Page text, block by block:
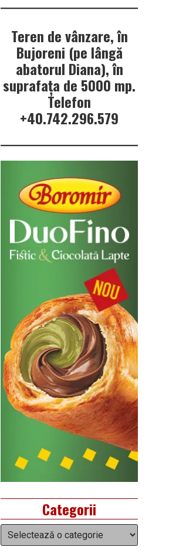
Teren de vânzare, în
Bujoreni (pe lângă
abatorul Diana), în
suprafața de 5000 mp.
Telefon
+40.742.296.579
Categorii
Categorii